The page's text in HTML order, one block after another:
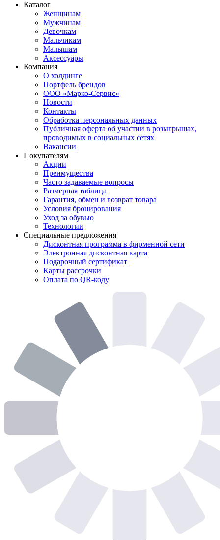
Каталог
Женщинам
Мужчинам
Девочкам
Мальчикам
Малышам
Аксессуары
Компания
О холдинге
Портфель брендов
ООО «Марко-Сервис»
Новости
Контакты
Обработка персональных данных
Публичная оферта об участии в розыгрышах,
проводимых в социальных сетях
Вакансии
Покупателям
Акции
Преимущества
Часто задаваемые вопросы
Размерная таблица
Гарантия, обмен и возврат товара
Условия бронирования
Уход за обувью
Технологии
Специальные предложения
Дисконтная программа в фирменной сети
Электронная дисконтная карта
Подарочный сертификат
Карты рассрочки
Оплата по QR-коду